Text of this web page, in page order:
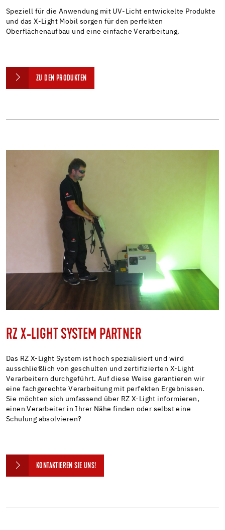
Speziell für die Anwendung mit UV-Licht entwickelte Produkte
und das X-Light Mobil sorgen für den perfekten
Oberflächenaufbau und eine einfache Verarbeitung.
ZU DEN PRODUKTEN
RZ X-LIGHT SYSTEM PARTNER
Das RZ X-Light System ist hoch spezialisiert und wird
ausschließlich von geschulten und zertifizierten X-Light
Verarbeitern durchgeführt. Auf diese Weise garantieren wir
eine fachgerechte Verarbeitung mit perfekten Ergebnissen.
Sie möchten sich umfassend über RZ X-Light informieren,
einen Verarbeiter in Ihrer Nähe finden oder selbst eine
Schulung absolvieren?
KONTAKTIEREN SIE UNS!